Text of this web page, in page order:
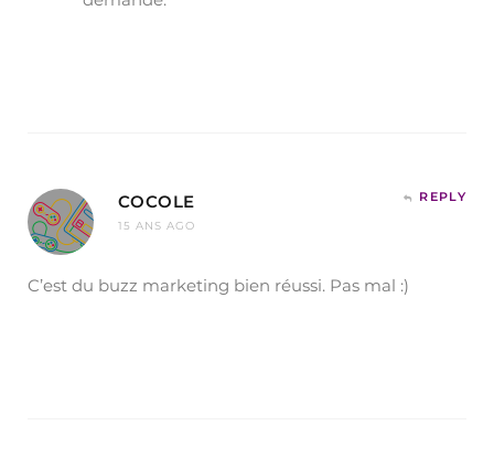
COCOLE
15 ANS AGO
REPLY
C’est du buzz marketing bien réussi. Pas mal :)